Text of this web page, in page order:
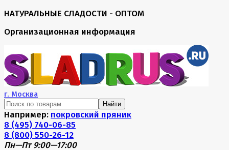
НАТУРАЛЬНЫЕ СЛАДОСТИ - ОПТОМ
Организационная информация
г. Москва
Найти
Например: покровский пряник
8 (495) 740-06-85
8 (800) 550-26-12
Пн—Пт 9:00—17:00